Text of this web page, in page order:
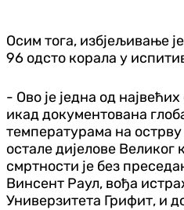
Осим тога, избјељивање
96 одсто корала у
- Ово је једна од
икад документована
температурама на
остале дијелове Великог
смртности је без
Винсент Раул, вођа
Универзитета Грифит, и